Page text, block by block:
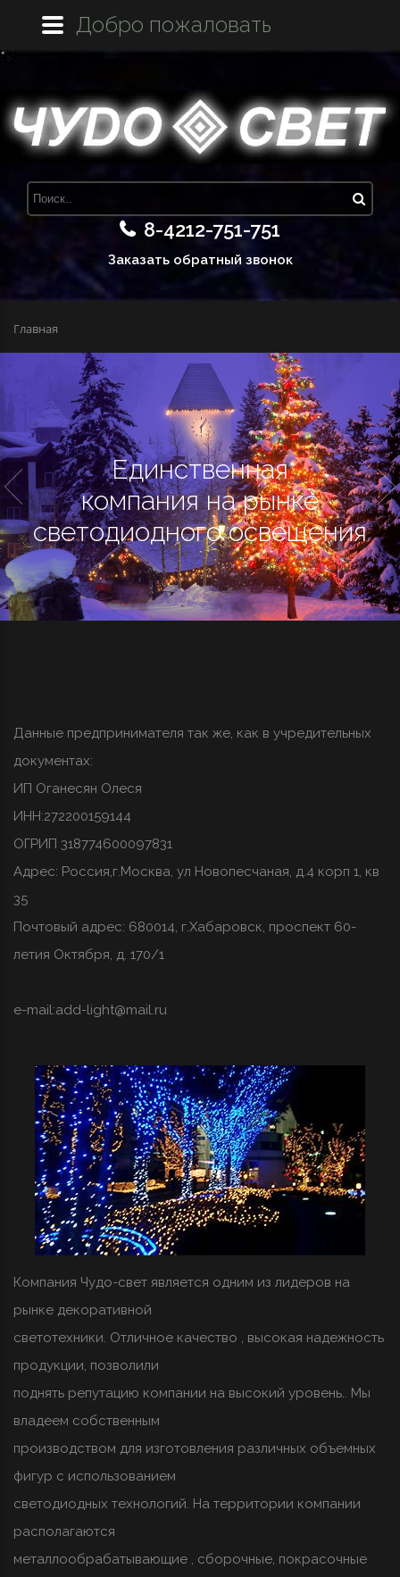
8-4212-751-751
Заказать обратный звонок
Главная
Единственная
компания на рынке
светодиодного освещения
Данные предпринимателя так же, как в учредительных
документах:
ИП Оганесян Олеся
ИНН:272200159144
ОГРИП 318774600097831
Адрес: Россия,г.Москва, ул Новопесчаная, д.4 корп 1, кв
35
Почтовый адрес: 680014, г.Хабаровск, проспект 60-
летия Октября, д. 170/1
e-mail:add-light@mail.ru
Компания Чудо-свет является одним из лидеров на
рынке декоративной
светотехники. Отличное качество , высокая надежность
продукции, позволили
поднять репутацию компании на высокий уровень.. Мы
владеем собственным
производством для изготовления различных объемных
фигур с использованием
светодиодных технологий. На территории компании
располагаются
металлообрабатывающие , сборочные, покрасочные
Добро пожаловать